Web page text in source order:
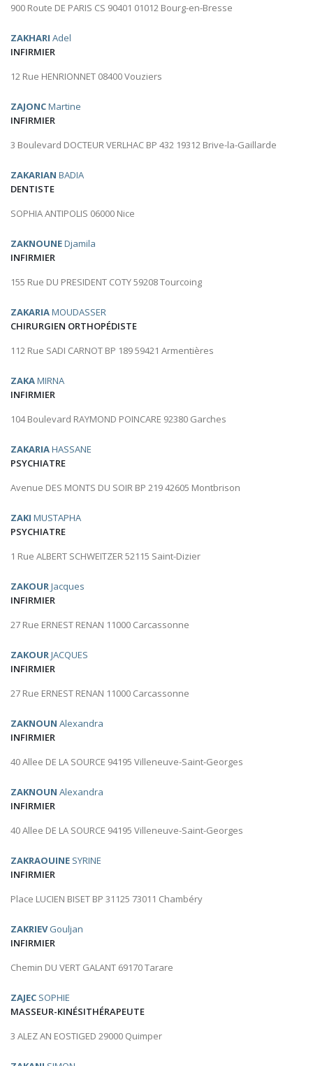
900 Route DE PARIS CS 90401 01012 Bourg-en-Bresse
ZAKHARI Adel
INFIRMIER
12 Rue HENRIONNET 08400 Vouziers
ZAJONCMartine
INFIRMIER
3 Boulevard DOCTEUR VERLHAC BP 432 19312 Brive-la-Gaillarde
ZAKARIAN BADIA
DENTISTE
SOPHIA ANTIPOLIS 06000 Nice
ZAKNOUNEDjamila
INFIRMIER
155 Rue DU PRESIDENT COTY 59208 Tourcoing
ZAKARIAMOUDASSER
CHIRURGIEN ORTHOPÉDISTE
112 Rue SADI CARNOT BP 189 59421 Armentières
ZAKAMIRNA
INFIRMIER
104 Boulevard RAYMOND POINCARE 92380 Garches
ZAKARIAHASSANE
PSYCHIATRE
Avenue DES MONTS DU SOIR BP 219 42605 Montbrison
ZAKI MUSTAPHA
PSYCHIATRE
1 Rue ALBERT SCHWEITZER 52115 Saint-Dizier
ZAKOURJacques
INFIRMIER
27 Rue ERNEST RENAN 11000 Carcassonne
ZAKOURJACQUES
INFIRMIER
27 Rue ERNEST RENAN 11000 Carcassonne
ZAKNOUN Alexandra
INFIRMIER
40 Allee DE LA SOURCE 94195 Villeneuve-Saint-Georges
ZAKNOUN Alexandra
INFIRMIER
40 Allee DE LA SOURCE 94195 Villeneuve-Saint-Georges
ZAKRAOUINE SYRINE
INFIRMIER
Place LUCIEN BISET BP 31125 73011 Chambéry
ZAKRIEVGouljan
INFIRMIER
Chemin DU VERT GALANT 69170 Tarare
ZAJEC SOPHIE
MASSEUR-KINÉSITHÉRAPEUTE
3 ALEZ AN EOSTIGED 29000 Quimper